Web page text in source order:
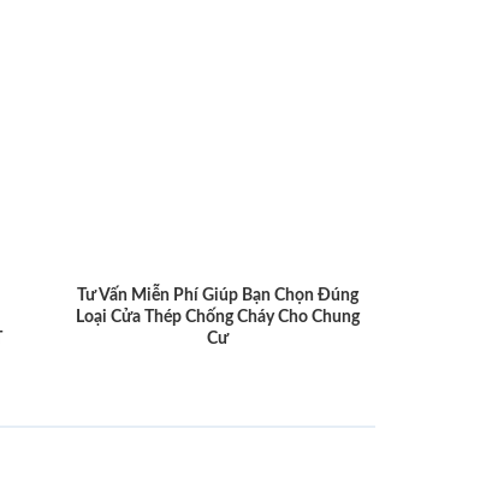
Tư Vấn Miễn Phí Giúp Bạn Chọn Đúng
Loại Cửa Thép Chống Cháy Cho Chung
Cư